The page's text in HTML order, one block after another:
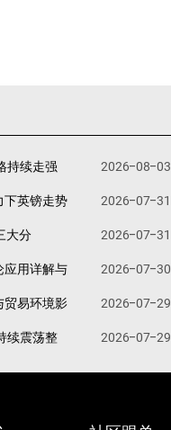
持续走强
2026-08-03
英镑走势
2026-07-31
大分
2026-07-31
用详解与
2026-07-30
易环境影
2026-07-29
续震荡整 2026-07-29